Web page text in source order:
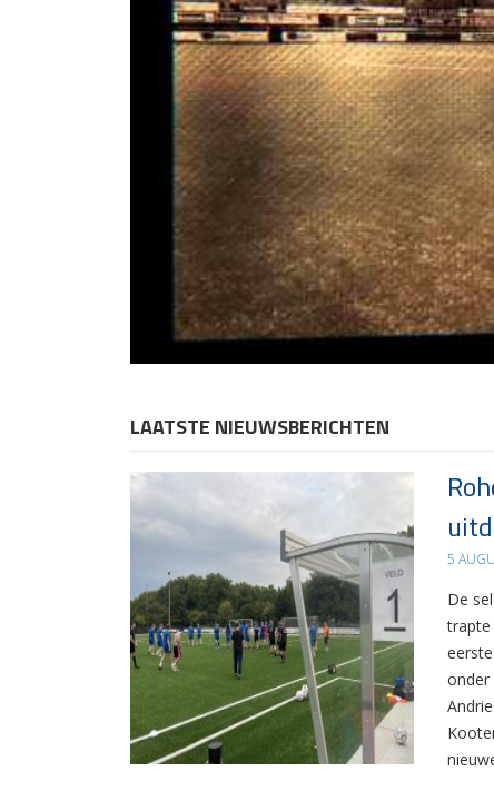
LAATSTE NIEUWSBERICHTEN
5
De
trapte
onder